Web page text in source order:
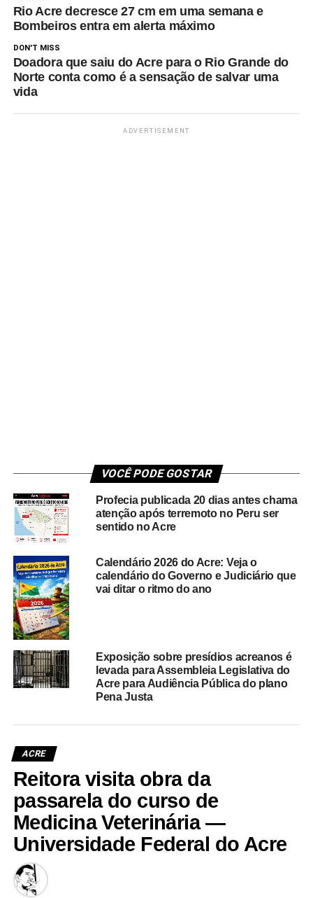
Rio Acre decresce 27 cm em uma semana e
Bombeiros entra em alerta máximo
DON'T MISS
Doadora que saiu do Acre para o Rio Grande do
Norte conta como é a sensação de salvar uma
vida
ADVERTISEMENT
VOCÊ PODE GOSTAR
Profecia publicada 20 dias antes chama
atenção após terremoto no Peru ser
sentido no Acre
Calendário 2026 do Acre: Veja o
calendário do Governo e Judiciário que
vai ditar o ritmo do ano
Exposição sobre presídios acreanos é
levada para Assembleia Legislativa do
Acre para Audiência Pública do plano
Pena Justa
ACRE
Reitora visita obra da
passarela do curso de
Medicina Veterinária —
Universidade Federal do Acre